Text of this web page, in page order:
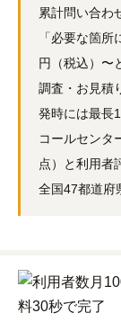
累計問い合わ
「必要な箇
円（税込）〜
調査・お見積
発時には最長
コールセンタ
点）と利用者
全国47都道府